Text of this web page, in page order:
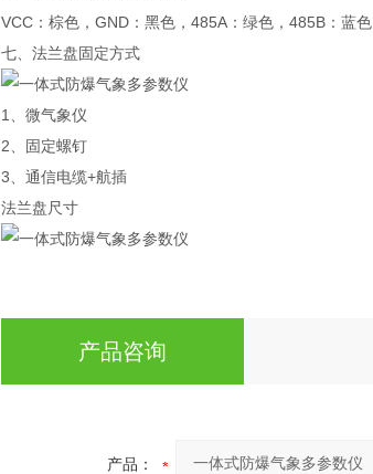
VCC：棕色，GND：黑色，485A：绿色，485B：蓝色
七、法兰盘固定方式
1、微气象仪
2、固定螺钉
3、通信电缆+航插
法兰盘尺寸
产品咨询
产品：